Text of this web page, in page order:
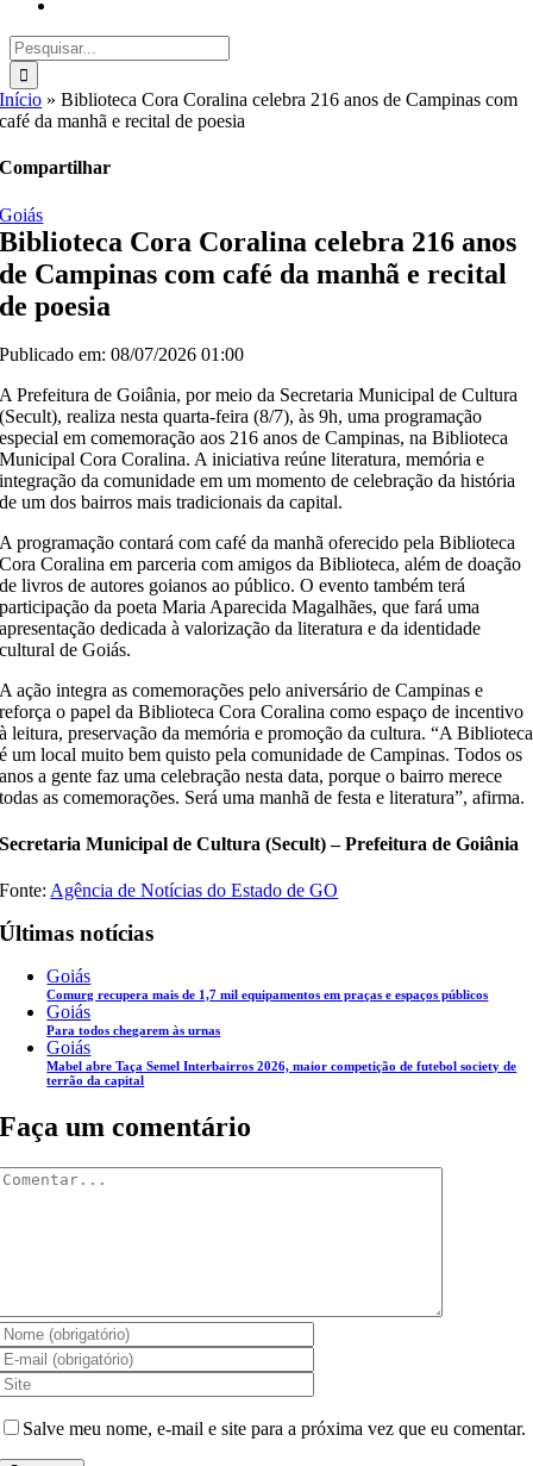
Buscar
resultados
para:
Início »Biblioteca Cora Coralina celebra 216 anos de Campinas com
café da manhã e recital de poesia
Compartilhar
Goiás
Biblioteca Cora Coralina celebra 216 anos
de Campinas com café da manhã e recital
de poesia
Publicado em: 08/07/2026 01:00
A Prefeitura de Goiânia, por meio da Secretaria Municipal de Cultura
(Secult), realiza nesta quarta-feira (8/7), às 9h, uma programação
especial em comemoração aos 216 anos de Campinas, na Biblioteca
Municipal Cora Coralina. A iniciativa reúne literatura, memória e
integração da comunidade em um momento de celebração da história
de um dos bairros mais tradicionais da capital.
A programação contará com café da manhã oferecido pela Biblioteca
Cora Coralina em parceria com amigos da Biblioteca, além de doação
de livros de autores goianos ao público. O evento também terá
participação da poeta Maria Aparecida Magalhães, que fará uma
apresentação dedicada à valorização da literatura e da identidade
cultural de Goiás.
A ação integra as comemorações pelo aniversário de Campinas e
reforça o papel da Biblioteca Cora Coralina como espaço de incentivo
à leitura, preservação da memória e promoção da cultura. “A Biblioteca
é um local muito bem quisto pela comunidade de Campinas. Todos os
anos a gente faz uma celebração nesta data, porque o bairro merece
todas as comemorações. Será uma manhã de festa e literatura”, afirma.
Secretaria Municipal de Cultura (Secult) – Prefeitura de Goiânia
Fonte: Agência de Notícias do Estado de GO
Últimas notícias
Goiás
Comurg recupera mais de 1,7 mil equipamentos em praças e espaços públicos
Goiás
Para todos chegarem às urnas
Goiás
Mabel abre Taça Semel Interbairros 2026, maior competição de futebol society de
terrão da capital
Faça um comentário
Salve meu nome, e-mail e site para a próxima vez que eu comentar.